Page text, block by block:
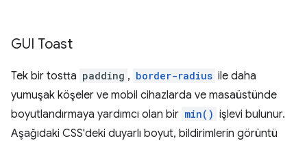
GUI Toast
Tek bir tostta padding , border-radius ile daha
yumuşak köşeler ve mobil cihazlarda ve masaüstünde
boyutlandırmaya yardımcı olan bir min() işlevi bulunur.
Aşağıdaki CSS'deki duyarlı boyut, bildirimlerin görüntü